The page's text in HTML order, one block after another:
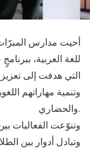
أحيت مدارس المبرّات
للغة العربية،
التي هدفت إلى
وتنمية مهاراتهم
والحضاري.
وتنوّعت الفعاليات
وتبادل أدوار بين